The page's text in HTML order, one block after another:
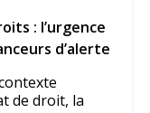
: l’urgence
d’alerte
de droit, la